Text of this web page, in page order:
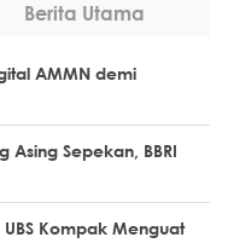
Berita Utama
AMMN demi
Asing Sepekan, BBRI
Kompak Menguat